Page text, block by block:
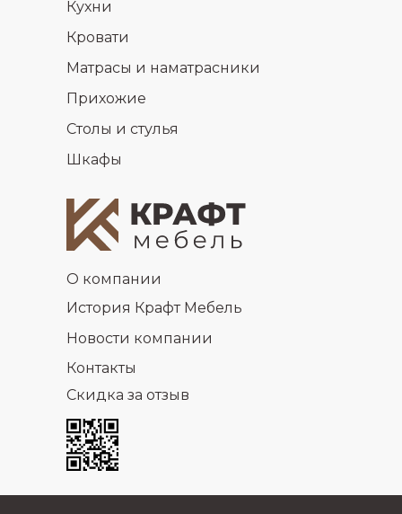
Кухни
Кровати
Матрасы и наматрасники
Прихожие
Столы и стулья
Шкафы
О компании
История Крафт Мебель
Новости компании
Контакты
Скидка за отзыв